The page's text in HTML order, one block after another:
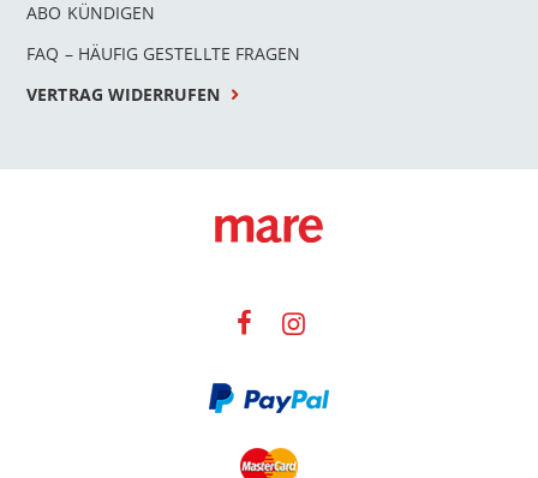
ABO KÜNDIGEN
FAQ – HÄUFIG GESTELLTE FRAGEN
VERTRAG WIDERRUFEN